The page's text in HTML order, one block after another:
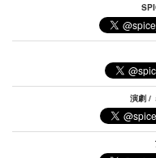
演劇 /